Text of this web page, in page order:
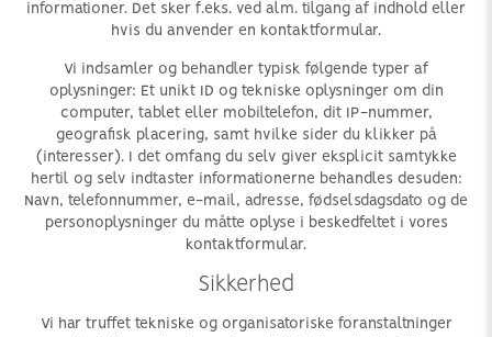
informationer. Det sker f.eks. ved alm. tilgang af indhold eller
hvis du anvender en kontaktformular.
Vi indsamler og behandler typisk følgende typer af
oplysninger: Et unikt ID og tekniske oplysninger om din
computer, tablet eller mobiltelefon, dit IP-nummer,
geografisk placering, samt hvilke sider du klikker på
(interesser). I det omfang du selv giver eksplicit samtykke
hertil og selv indtaster informationerne behandles desuden:
Navn, telefonnummer, e-mail, adresse, fødselsdagsdato og de
personoplysninger du måtte oplyse i beskedfeltet i vores
kontaktformular.
Sikkerhed
Vi har truffet tekniske og organisatoriske foranstaltninger